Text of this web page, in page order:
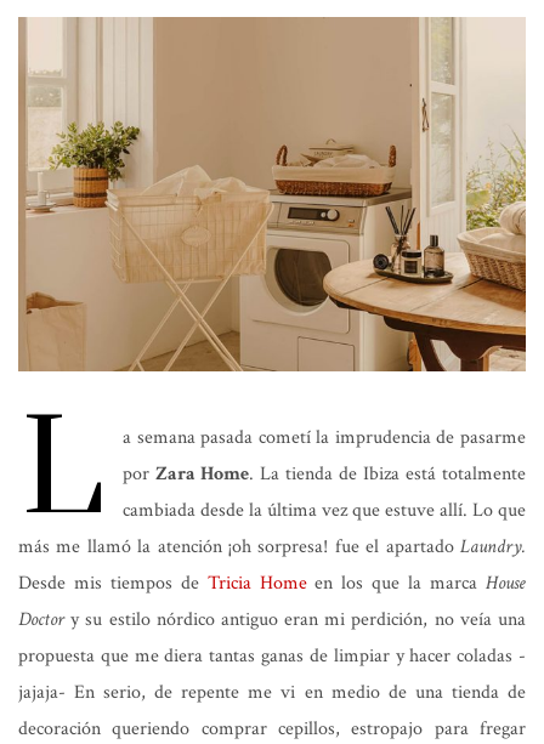
L
a semana pasada cometí la imprudencia de pasarme
por Zara Home. La tienda de Ibiza está totalmente
cambiada desde la última vez que estuve allí. Lo que
más me llamó la atención ¡oh sorpresa! fue el apartado Laundry.
Desde mis tiempos de Tricia Homeen los que la marcaHouse
Doctory su estilo nórdico antiguo eran mi perdición, no veía una
propuesta que me diera tantas ganas de limpiar y hacer coladas -
jajaja- En serio, de repente me vi en medio de una tienda de
decoración queriendo comprar cepillos, estropajo para fregar